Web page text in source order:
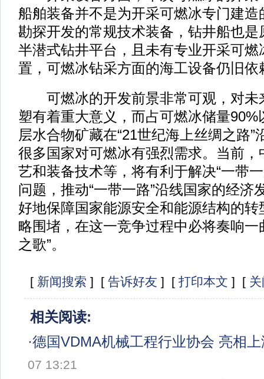
船舶装备并不是为开采可燃冰专门建
勘探开发的常规技术装备，钻井船也
半潜式钻井平台，且未有专业开采可
置，可燃冰钻采方面的海工设备仍旧依
可燃冰的开发前景非常可观，对未
塑有着重大意义，而占可燃冰储量
层水合物矿藏在“21世纪海上丝绸之路”
很多国家对可燃冰有强烈需求。当前
艺和装备技术等，将有利于解决“一带
问题，推动“一带一路”沿线国家的经济
好地保障国家能源安全和能源结构的
略围堵，在这一竞争过程中必将奏响一
之歌”。
[ 新闻搜索 ] [ 告诉好友 ] [ 打印本文 ] [
相关阅读:
·德国VDMA机械工程行业协会 亮相
07 13:21